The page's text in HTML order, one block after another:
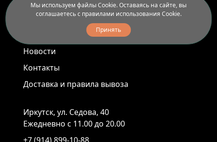
Арт-пленэры
Новости
Контакты
Доставка и правила вывоза
Иркутск, ул. Седова, 40
Ежедневно с 11.00 до 20.00
Мы используем файлы Cookie. Оставаясь на сайте, вы
соглашаетесь с правилами использования Cookie.
Принять